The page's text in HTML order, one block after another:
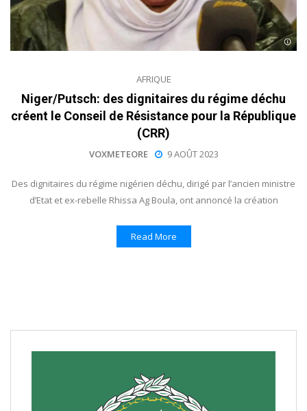
AFRIQUE
Niger/Putsch: des dignitaires du régime déchu
créent le Conseil de Résistance pour la République
(CRR)
VOXMETEORE 9 AOÛT 2023
Des dignitaires du régime nigérien déchu, dirigé par l’ancien ministre
d’Etat et ex-rebelle Rhissa Ag Boula, ont annoncé la création
Read More